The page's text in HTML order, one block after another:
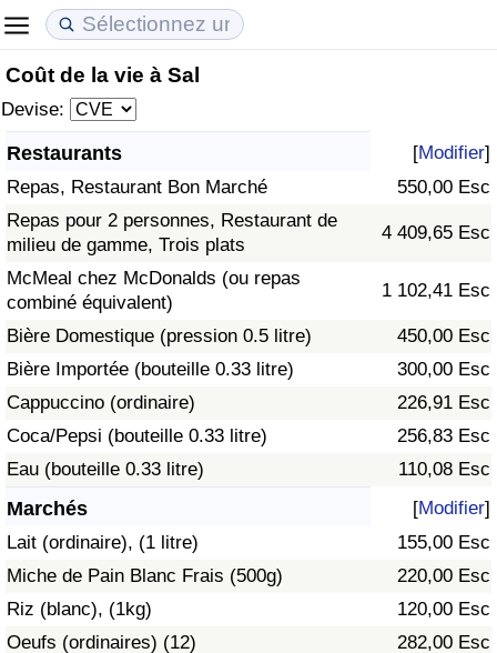
Coût de la vie à Sal
Devise:
Restaurants [Modifier]
Repas, Restaurant Bon Marché
550,00 Esc
Repas pour 2 personnes, Restaurant de
milieu de gamme, Trois plats
4 409,65 Esc
McMeal chez McDonalds (ou repas
combiné équivalent)
1 102,41 Esc
Bière Domestique (pression 0.5 litre)
450,00 Esc
Bière Importée (bouteille 0.33 litre)
300,00 Esc
Cappuccino (ordinaire)
226,91 Esc
Coca/Pepsi (bouteille 0.33 litre)
256,83 Esc
Eau (bouteille 0.33 litre)
110,08 Esc
Marchés [Modifier]
Lait (ordinaire), (1 litre)
155,00 Esc
Miche de Pain Blanc Frais (500g)
220,00 Esc
Riz (blanc), (1kg)
120,00 Esc
Oeufs (ordinaires) (12)
282,00 Esc
Coût de la vie
Indice du Coût de la Vie
Indice du coût de la vie par pays
à Akaba
Prix de l'immobilier
Indice des Prix de l'immobilier
Indice des Prix de l'immobilier par Pays
Qualité de Vie
Indice de Qualité de Vie (Actuel)
Indice de qualité de vie par pays
Criminalité
Indice de Criminalité (Actuel)
Indice de Criminalité
Indice de criminalité par pays
Soins de santé
Indice des soins de santé (Actuel)